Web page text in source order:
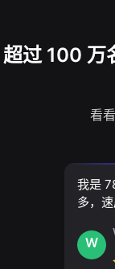
超过 100 万
看
我是
多，
W